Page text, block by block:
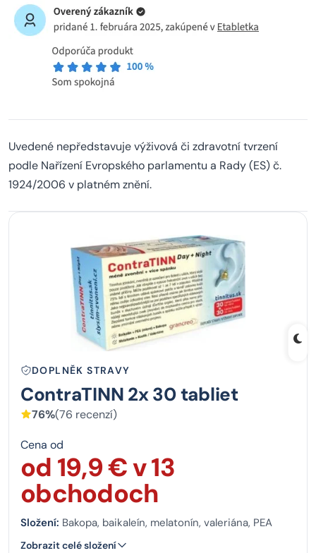
Uvedené nepředstavuje výživová či zdravotní tvrzení
podle Nařízení Evropského parlamentu a Rady (ES) č.
1924/2006 v platném znění.
DOPLNĚK STRAVY
ContraTINN 2x 30 tabliet
76%(76 recenzí)
Cena od
od 19,9 € v 13
obchodoch
Složení: Bakopa, baikaleín, melatonín, valeriána, PEA
Zobrazit celé složení